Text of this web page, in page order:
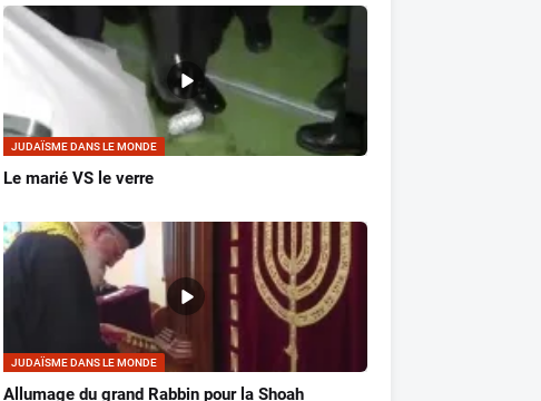
JUDAÏSME DANS LE MONDE
Le marié VS le verre
JUDAÏSME DANS LE MONDE
Allumage du grand Rabbin pour la Shoah